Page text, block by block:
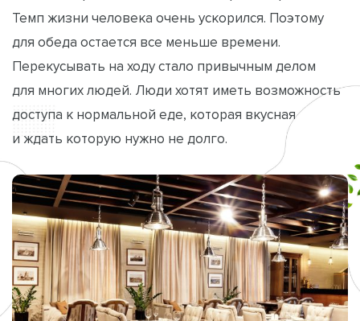
Темп жизни человека очень ускорился. Поэтому
для обеда остается все меньше времени.
Перекусывать на ходу стало привычным делом
для многих людей. Люди хотят иметь возможность
доступа к нормальной еде, которая вкусная
и ждать которую нужно не долго.